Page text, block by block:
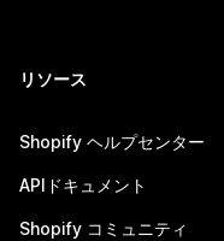
リソース
Shopify ヘルプセンター
APIドキュメント
Shopify コミュニティ